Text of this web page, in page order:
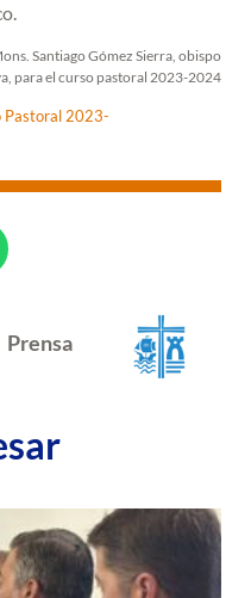
Santiago Gómez Sierra, obispo
para el curso pastoral 2023-2024
Pastoral 2023-
Prensa